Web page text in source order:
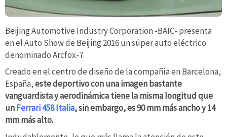
Beijing Automotive Industry Corporation -BAIC- presenta
en el Auto Show de Beijing 2016 un súper auto eléctrico
denominado Arcfox-7.
Creado en el centro de diseño de la compañía en Barcelona,
España,este deportivo con una imagen bastante
vanguardista y aerodinámica tiene la misma longitud que
unFerrari 458 Italia, sin embargo, es 90 mm más ancho y 14
mm más alto.